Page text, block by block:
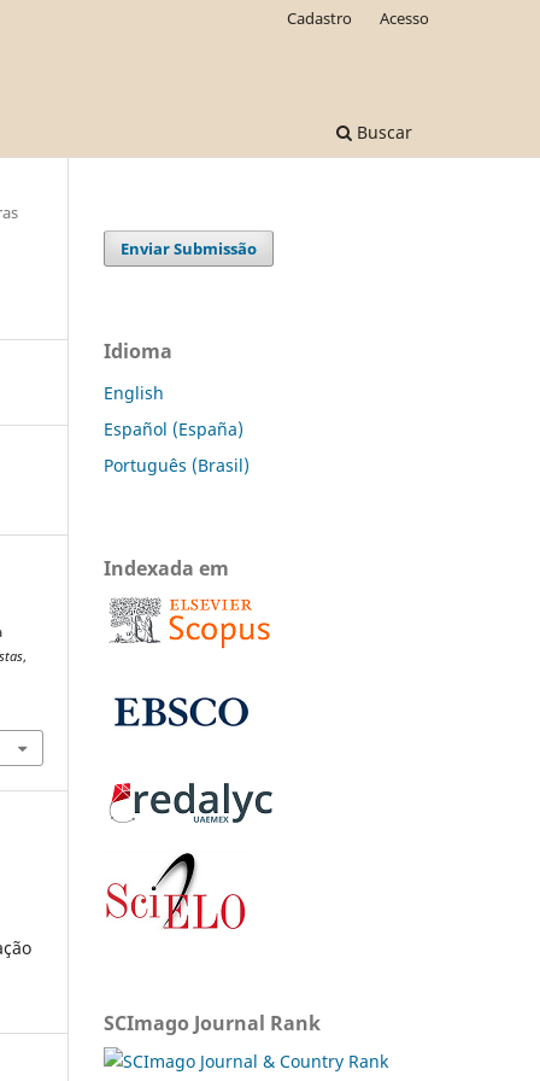
Buscar
Cadastro Acesso
,
Enviar Submissão
Idioma
English
Español (España)
Português (Brasil)
Indexada em
SCImago Journal Rank